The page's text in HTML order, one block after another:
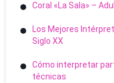
Coral «La Sala» –
Los Mejores
Siglo XX
Cómo interpretar
técnicas